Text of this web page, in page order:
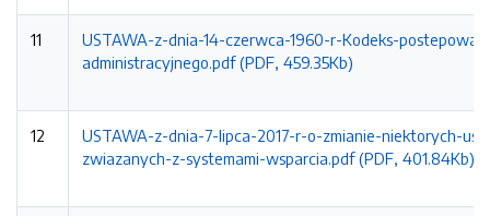
11
USTAWA-z-dnia-14-czerwca-1960-r-Kodeks-
administracyjnego.pdf (PDF, 459.35Kb)
12
USTAWA-z-dnia-7-lipca-2017-r-o-zmianie-niektorych-
zwiazanych-z-systemami-wsparcia.pdf (PDF, 401.84Kb)